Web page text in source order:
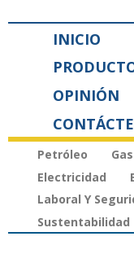
INICIO
OPINIÓN
Petróleo
Electricidad
Laboral Y
Sustentabilidad